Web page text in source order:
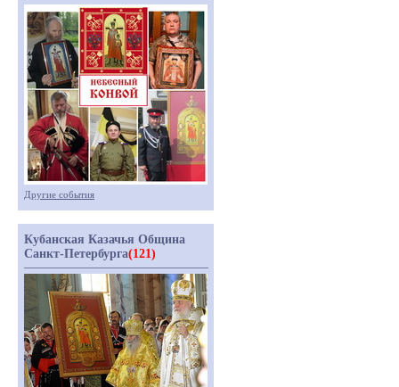
Другие события
Кубанская Казачья Община
Санкт-Петербурга(121)